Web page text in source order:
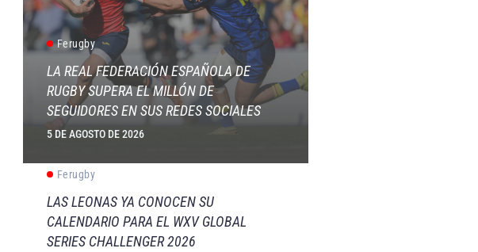
Ferugby
LA REAL FEDERACIÓN ESPAÑOLA DE
RUGBY SUPERA EL MILLÓN DE
SEGUIDORES EN SUS REDES SOCIALES
5 DE AGOSTO DE 2026
Ferugby
LAS LEONAS YA CONOCEN SU
CALENDARIO PARA EL WXV GLOBAL
SERIES CHALLENGER 2026